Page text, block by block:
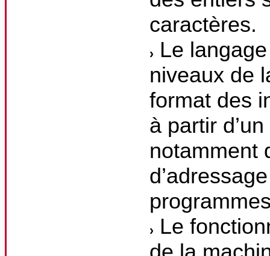
caractères.
Le
niveaux de
format des
à partir
notamment
Le